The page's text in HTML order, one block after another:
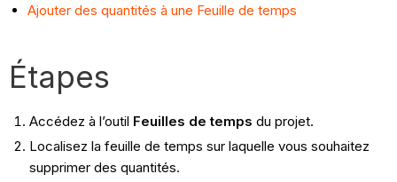
Ajouter des quantités à une Feuille de temps
Étapes
Accédez à l’outil Feuilles de temps du projet.
Localisez la feuille de temps sur laquelle vous souhaitez
supprimer des quantités.